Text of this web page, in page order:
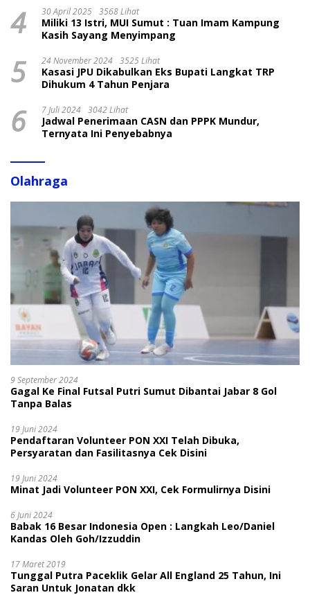
4 30 April 2025 3568 Lihat
Miliki 13 Istri, MUI Sumut : Tuan Imam Kampung
Kasih Sayang Menyimpang
5 24 November 2024 3525 Lihat
Kasasi JPU Dikabulkan Eks Bupati Langkat TRP
Dihukum 4 Tahun Penjara
6 7 Juli 2024 3042 Lihat
Jadwal Penerimaan CASN dan PPPK Mundur,
Ternyata Ini Penyebabnya
Olahraga
9 September 2024
Gagal Ke Final Futsal Putri Sumut Dibantai Jabar 8 Gol
Tanpa Balas
19 Juni 2024
Pendaftaran Volunteer PON XXI Telah Dibuka,
Persyaratan dan Fasilitasnya Cek Disini
19 Juni 2024
Minat Jadi Volunteer PON XXI, Cek Formulirnya Disini
6 Juni 2024
Babak 16 Besar Indonesia Open : Langkah Leo/Daniel
Kandas Oleh Goh/Izzuddin
17 Maret 2019
Tunggal Putra Paceklik Gelar All England 25 Tahun, Ini
Saran Untuk Jonatan dkk